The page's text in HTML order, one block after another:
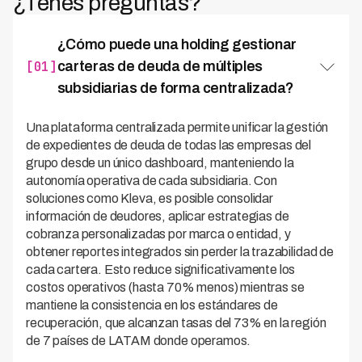
[01]
¿Cómo puede una holding gestionar
carteras de deuda de múltiples
subsidiarias de forma centralizada?
Una plataforma centralizada permite unificar la gestión
de expedientes de deuda de todas las empresas del
grupo desde un único dashboard, manteniendo la
autonomía operativa de cada subsidiaria. Con
soluciones como Kleva, es posible consolidar
información de deudores, aplicar estrategias de
cobranza personalizadas por marca o entidad, y
obtener reportes integrados sin perder la trazabilidad de
cada cartera. Esto reduce significativamente los
costos operativos (hasta 70% menos) mientras se
mantiene la consistencia en los estándares de
recuperación, que alcanzan tasas del 73% en la región
de 7 países de LATAM donde operamos.